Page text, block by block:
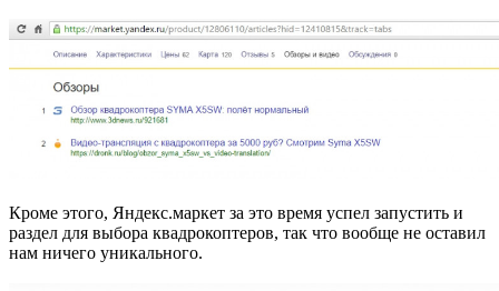
Кроме этого, Яндекс.маркет за это время успел запустить и
раздел для выбора квадрокоптеров, так что вообще не оставил
нам ничего уникального.